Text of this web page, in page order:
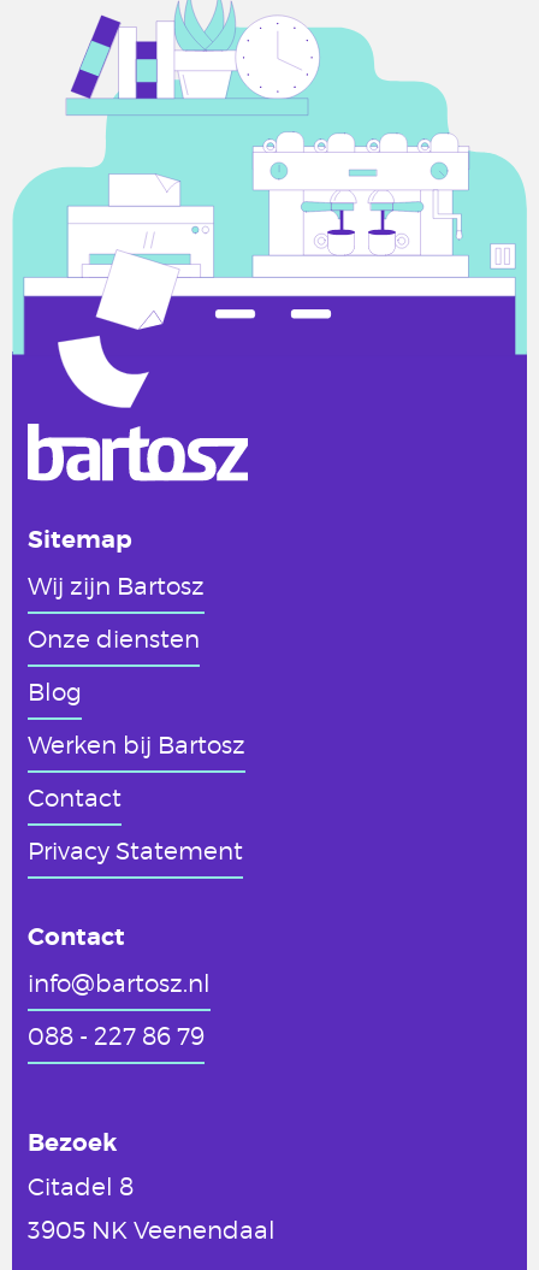
Sitemap
Wij zijn Bartosz
Onze diensten
Blog
Werken bij Bartosz
Contact
Privacy Statement
Contact
info@bartosz.nl
088 - 227 86 79
Bezoek
Citadel 8
3905 NK Veenendaal